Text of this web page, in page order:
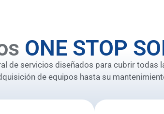
ONE STOP
de servicios diseñados para cubrir todas
de equipos hasta su